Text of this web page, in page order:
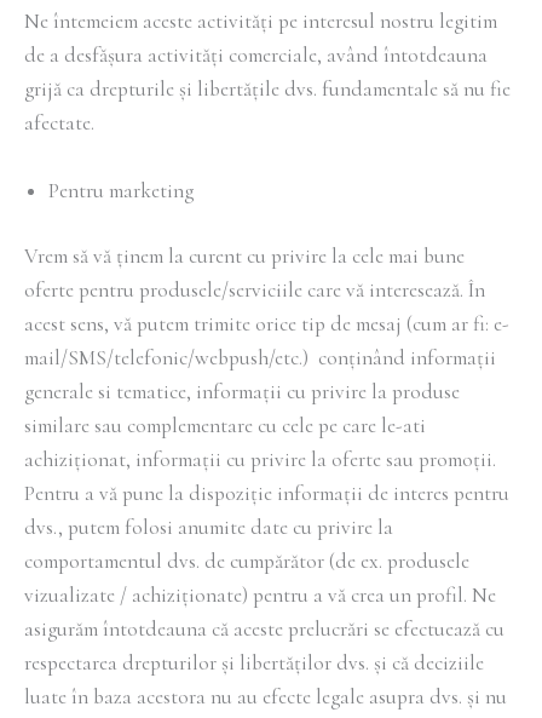
Ne întemeiem aceste activități pe interesul nostru legitim
de a desfășura activități comerciale, având întotdeauna
grijă ca drepturile și libertățile dvs. fundamentale să nu fie
afectate.
Pentru marketing
Vrem să vă ținem la curent cu privire la cele mai bune
oferte pentru produsele/serviciile care vă interesează. În
acest sens, vă putem trimite orice tip de mesaj (cum ar fi: e-
mail/SMS/telefonic/webpush/etc.) conținând informații
generale si tematice, informații cu privire la produse
similare sau complementare cu cele pe care le-ati
achiziționat, informații cu privire la oferte sau promoții.
Pentru a vă pune la dispoziție informații de interes pentru
dvs., putem folosi anumite date cu privire la
comportamentul dvs. de cumpărător (de ex. produsele
vizualizate / achiziționate) pentru a vă crea un profil. Ne
asigurăm întotdeauna că aceste prelucrări se efectuează cu
respectarea drepturilor și libertăților dvs. și că deciziile
luate în baza acestora nu au efecte legale asupra dvs. și nu